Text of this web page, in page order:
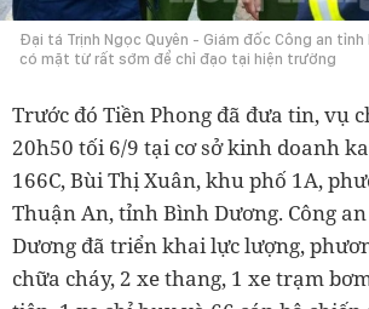
Đại tá Trịnh Ngọc Quyên - Giám đốc Công an
có mặt từ rất sớm để chỉ đạo tại hiện trường
Trước đó Tiền Phong đã đưa tin, vụ
20h50 tối 6/9 tại cơ sở kinh doanh
166C, Bùi Thị Xuân, khu phố 1A,
Thuận An, tỉnh Bình Dương. Công
Dương đã triển khai lực lượng,
chữa cháy, 2 xe thang, 1 xe trạm